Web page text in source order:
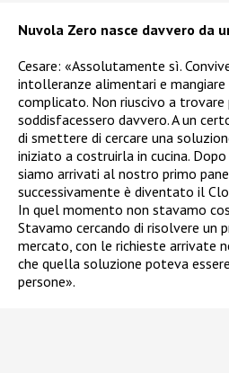
Nuvola Zero nasce davvero da
Cesare: «Assolutamente sì.
intolleranze alimentari e
complicato. Non riuscivo a
soddisfacessero davvero. A un
di smettere di cercare una
iniziato a costruirla in cucina.
siamo arrivati al nostro primo
successivamente è diventato il
In quel momento non stavamo
Stavamo cercando di risolvere un
mercato, con le richieste arrivate
che quella soluzione poteva
persone».